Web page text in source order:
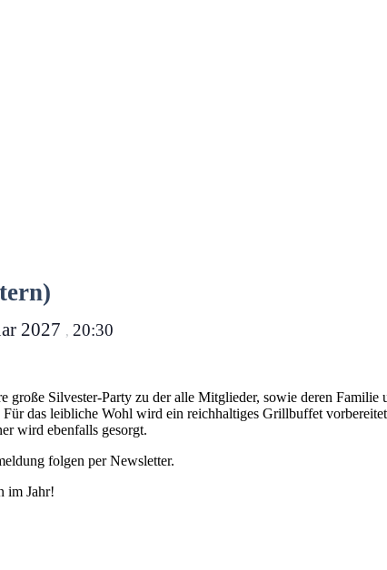
2027 , 20:30
große Silvester-Party zu der alle Mitglieder, sowie deren
das leibliche Wohl wird ein reichhaltiges Grillbuffet
wird ebenfalls gesorgt.
folgen per Newsletter.
im Jahr!